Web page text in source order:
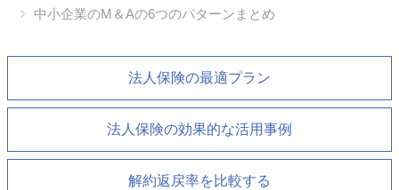
中小企業のM＆Aの6つのパターンまとめ
法人保険の最適プラン
法人保険の効果的な活用事例
解約返戻率を比較する